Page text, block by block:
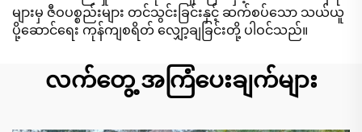
များမှ ဇီဝပစ္စည်းများ တင်သွင်းခြင်းနှင့် ဆက်စပ်သော သယ်ယူ
ပို့ဆောင်ရေး ကုန်ကျစရိတ် လျှော့ချခြင်းတို့ ပါဝင်သည်။
လက်တွေ့ အကြံပေးချက်များ